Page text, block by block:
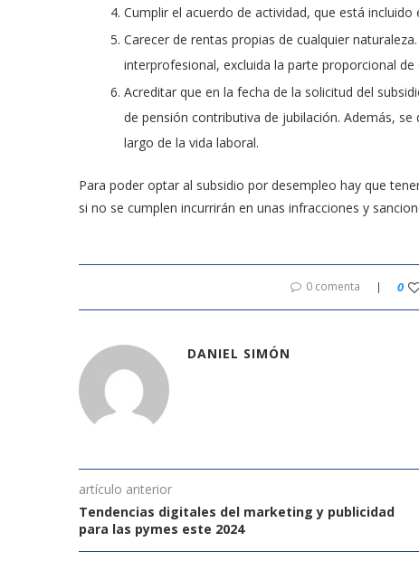
Cumplir el acuerdo de actividad, que está incluido
Carecer de rentas propias de cualquier
interprofesional, excluida la parte proporcional
Acreditar que en la fecha de la solicitud del
de pensión contributiva de jubilación. Además,
largo de la vida laboral.
Para poder optar al subsidio por desempleo hay que
si no se cumplen incurrirán en unas infracciones y
0 comenta 0
DANIEL SIMÓN
artículo anterior
Tendencias digitales del marketing y publicidad
para las pymes este 2024